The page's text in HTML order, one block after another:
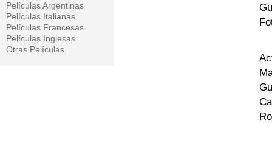
Películas Argentinas
Películas Italianas
Películas Francesas
Películas Inglesas
Otras Películas